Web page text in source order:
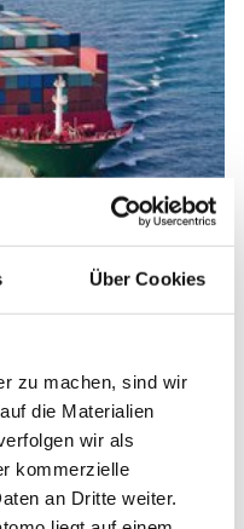
Über Cookies
zu machen, sind wir
die Materialien
wir als
kommerzielle
an Dritte weiter.